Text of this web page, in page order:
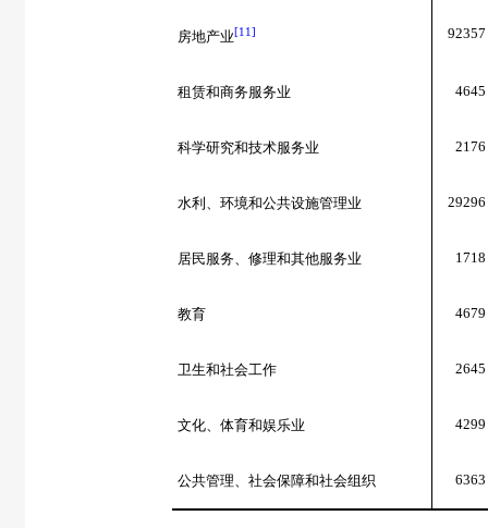
房地产业[11] 92357
租赁和商务服务业 4645
科学研究和技术服务业 2176
水利、环境和公共设施管理业 29296
居民服务、修理和其他服务业 1718
教育 4679
卫生和社会工作 2645
文化、体育和娱乐业 4299
公共管理、社会保障和社会组织 6363